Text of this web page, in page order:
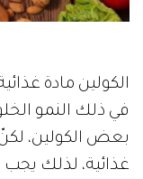
الكولين مادة
في ذلك النمو
بعض الكولين،
غذائية، لذلك يجب